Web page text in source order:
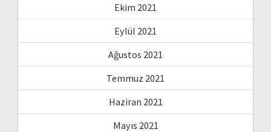
Ekim 2021
Eylül 2021
Ağustos 2021
Temmuz 2021
Haziran 2021
Mayıs 2021